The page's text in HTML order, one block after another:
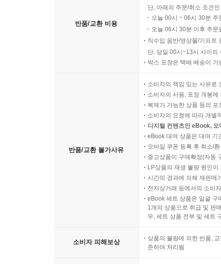
반품/교환 비용
단, 아래의 주문/취소 조건
오늘 00시 ~ 06시 30분
오늘 06시 30분 이후 주
직수입 음반/영상물/기프트
단, 당일 00시~13시 사이의
박스 포장은 택배 배송이
반품/교환 불가사유
소비자의 책임 있는 사유로
소비자의 사용, 포장 개봉
복제가 가능한 상품 등의
소비자의 요청에 따라 개별
디지털 컨텐츠인 eBook,
eBook 대여 상품은 대여 기
모바일 쿠폰 등록 후 취소/
중고상품이 구매확정(자동
LP상품의 재생 불량 원인
시간의 경과에 의해 재판매
전자상거래 등에서의 소비
eBook 세트 상품은 일괄 구
1개의 상품으로 취급 및 판
우, 세트 상품 전부 및 세트
소비자 피해보상
상품의 불량에 의한 반품,
준하여 처리됨